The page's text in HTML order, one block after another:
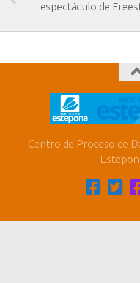
espectáculo de
Centro de Proceso de